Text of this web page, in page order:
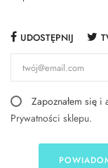
UDOSTĘPNIJ
Zapoznałem się i
Prywatności sklepu.